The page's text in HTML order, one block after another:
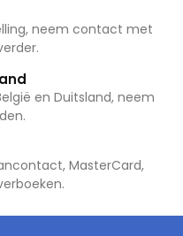
neem contact met
en Duitsland, neem
MasterCard,